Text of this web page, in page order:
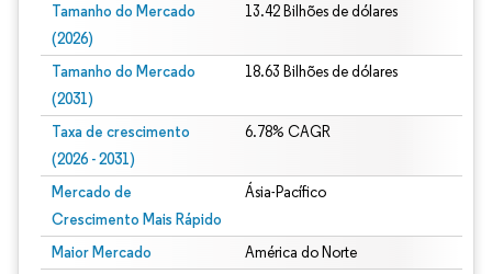
Tamanho do Mercado
(2026)
13.42 Bilhões de dólares
Tamanho do Mercado
(2031)
18.63 Bilhões de dólares
Taxa de crescimento
(2026 - 2031)
6.78% CAGR
Mercado de
Crescimento Mais Rápido
Ásia-Pacífico
Maior Mercado América do Norte